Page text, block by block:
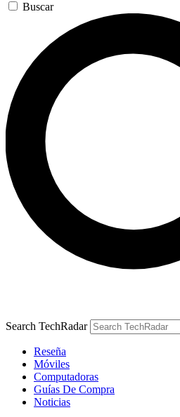
Buscar
Search TechRadar
Reseña
Móviles
Computadoras
Guías De Compra
Noticias